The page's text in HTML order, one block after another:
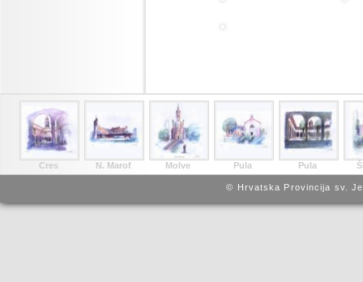
Cres N. Marof Molve Pula Pula
© Hrvatska Provincija sv.